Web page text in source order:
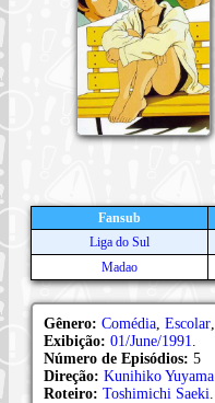
Fansub
Liga do Sul
Madao
Gênero: Comédia Escolar
Exibição: 01/June/1991
Número de Episódios: 5
Direção: Kunihiko Yuyama
Roteiro: Toshimichi Saeki